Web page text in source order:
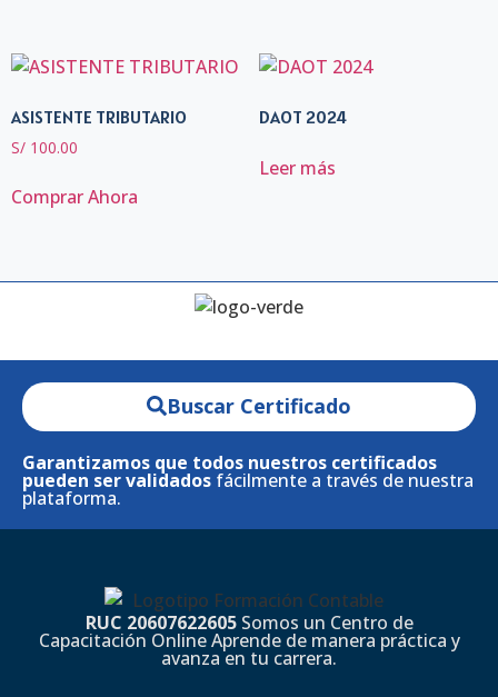
ASISTENTE TRIBUTARIO
S/ 100.00
Comprar Ahora
DAOT 2024
Leer más
Buscar Certificado
Garantizamos que todos nuestros certificados
pueden ser validados fácilmente a través de nuestra
plataforma.
RUC 20607622605 Somos un Centro de
Capacitación Online Aprende de manera práctica y
avanza en tu carrera.